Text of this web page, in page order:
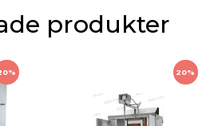
produkter
20%